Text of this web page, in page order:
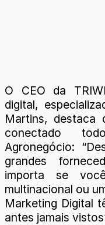
O CEO da
digital,
Martins, destaca
conectado
Agronegócio:
grandes
importa se
multinacional ou
Marketing Digital
antes jamais